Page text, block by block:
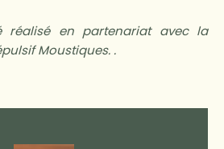
réalisé en partenariat avec la
Moustiques. .